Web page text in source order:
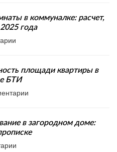
в коммуналке: расчет,
года
площади квартиры в
БТИ
в загородном доме: